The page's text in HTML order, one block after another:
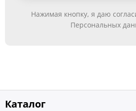
Нажимая кнопку, я даю
Персональных
Каталог